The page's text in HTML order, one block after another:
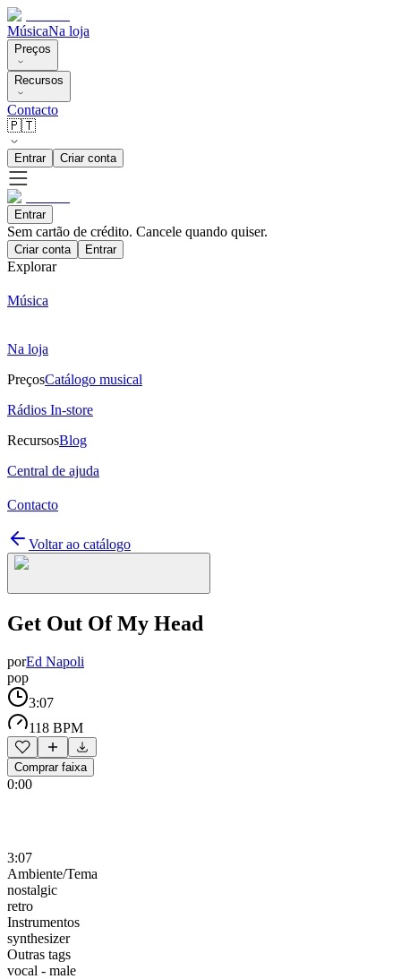
MúsicaNa loja
Preços
Recursos
Contacto
🇵🇹
Entrar Criar conta
Entrar
Sem cartão de crédito. Cancele quando quiser.
Criar conta Entrar
Explorar
Música
Na loja
PreçosCatálogo musical
Rádios In-store
RecursosBlog
Central de ajuda
Contacto
Voltar ao catálogo
Get Out Of My Head
porEd Napoli
pop
3:07
118 BPM
Comprar faixa
0:00
3:07
Ambiente/Tema
nostalgic
retro
Instrumentos
synthesizer
Outras tags
vocal - male